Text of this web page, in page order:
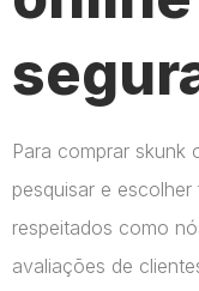
Para comprar skunk
pesquisar e
respeitados como
avaliações de